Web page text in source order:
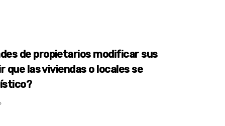
de propietarios modificar sus
las viviendas o locales se